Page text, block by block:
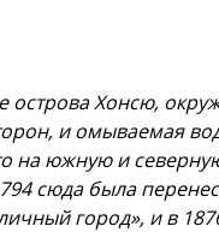
острова Хонсю,
и омываемая
на южную и
сюда была
город», и в